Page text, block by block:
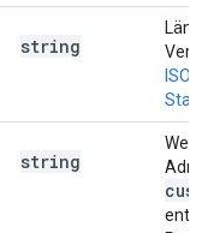
string
ISO
string